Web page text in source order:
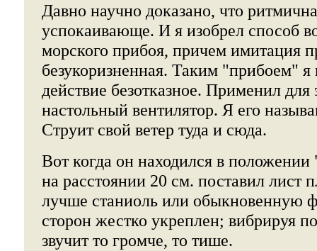
Давно научно доказано, что
успокаивающе. И я изобрел способ
морского прибоя, причем имитация
безукоризненная. Таким "прибоем" я
действие безотказное. Применил
настольный вентилятор. Я его
Струит свой ветер туда и сюда.
Вот когда он находился в
на расстоянии 20 см. поставил лист
лучше станиоль или обыкновенную
сторон жестко укреплен; вибрируя
звучит то громче, то тише.